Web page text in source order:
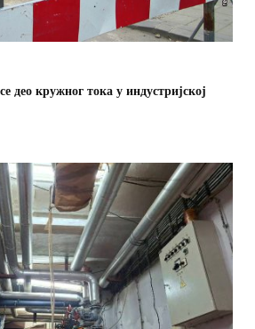
део кружног тока у индустријској